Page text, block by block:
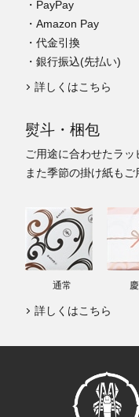
・PayPay
・Amazon Pay
・代金引換
・銀行振込(先払い)
詳しくはこちら
熨斗・梱包
ご用途に合わせたラッ
また季節の掛け紙もご
通常
詳しくはこちら